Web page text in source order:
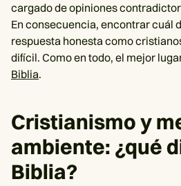
cargado de opiniones
En consecuencia, encontrar cuál
respuesta honesta como
difícil. Como en todo, el mejor
Biblia.
Cristianismo y
ambiente: ¿qué
Biblia?